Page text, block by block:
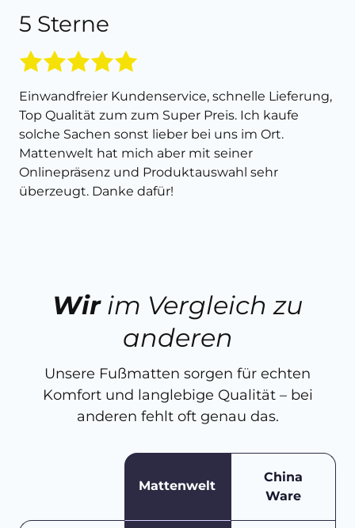
5 Sterne
Einwandfreier Kundenservice, schnelle Lieferung,
Top Qualität zum zum Super Preis. Ich kaufe
solche Sachen sonst lieber bei uns im Ort.
Mattenwelt hat mich aber mit seiner
Onlinepräsenz und Produktauswahl sehr
überzeugt. Danke dafür!
Wirim Vergleich zu
anderen
Unsere Fußmatten sorgen für echten
Komfort und langlebige Qualität – bei
anderen fehlt oft genau das.
Mattenwelt
China
Ware